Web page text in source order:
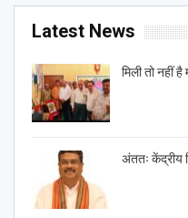
Latest News
मिली तो नहीं
अंततः केंद्रीय